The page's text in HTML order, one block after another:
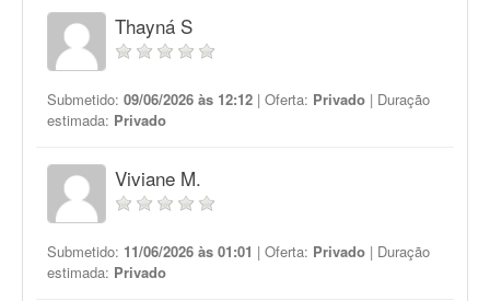
Thayná S
Submetido: 09/06/2026 às 12:12 | Oferta: Privado | Duração
estimada: Privado
Viviane M.
Submetido: 11/06/2026 às 01:01 | Oferta: Privado | Duração
estimada: Privado